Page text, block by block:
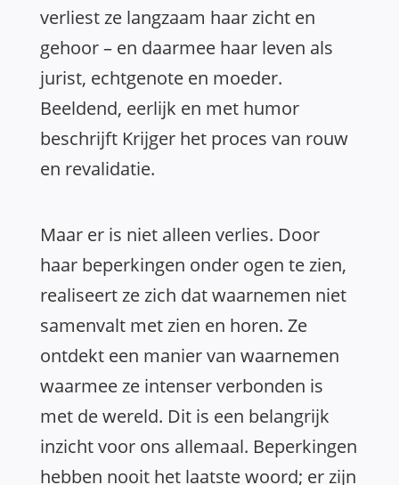
verliest ze langzaam haar zicht en
gehoor – en daarmee haar leven als
jurist, echtgenote en moeder.
Beeldend, eerlijk en met humor
beschrijft Krijger het proces van rouw
en revalidatie.
Maar er is niet alleen verlies. Door
haar beperkingen onder ogen te zien,
realiseert ze zich dat waarnemen niet
samenvalt met zien en horen. Ze
ontdekt een manier van waarnemen
waarmee ze intenser verbonden is
met de wereld. Dit is een belangrijk
inzicht voor ons allemaal. Beperkingen
hebben nooit het laatste woord; er zijn